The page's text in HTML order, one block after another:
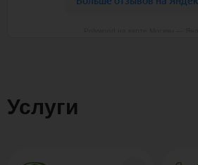
Услуги